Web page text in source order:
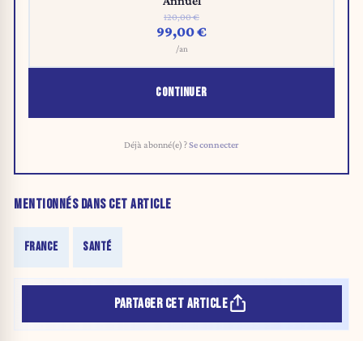
120,00 €
99,00 €
/an
CONTINUER
Déjà abonné(e) ?Se connecter
MENTIONNÉS DANS CET ARTICLE
FRANCE SANTÉ
PARTAGER CET ARTICLE